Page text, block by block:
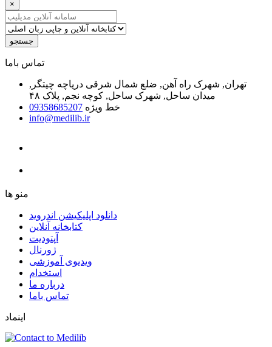
×
جستجو
ﺗﻤﺎﺱ ﺑﺎﻣﺎ
تهران, شهرک راه آهن, ضلع شمال شرقی دریاچه چیتگر,
میدان ساحل, شهرک ساحل, کوچه نجم, پلاک ۴۸
خط ویژه 09358685207
info@medilib.ir
ﻣﻨﻮ ﻫﺎ
دانلود اپلیکیشن اندروید
ﮐﺘﺎﺑﺨﺎﻧﻪ ﺁﻧﻼﯾﻦ
ﺁﭘﺘﻮﺩﯾﺖ
ﮊﻭﺭﻧﺎﻝ
ویدیوی آموزشی
استخدام
درباره ما
ﺗﻤﺎﺱ ﺑﺎﻣﺎ
اینماد